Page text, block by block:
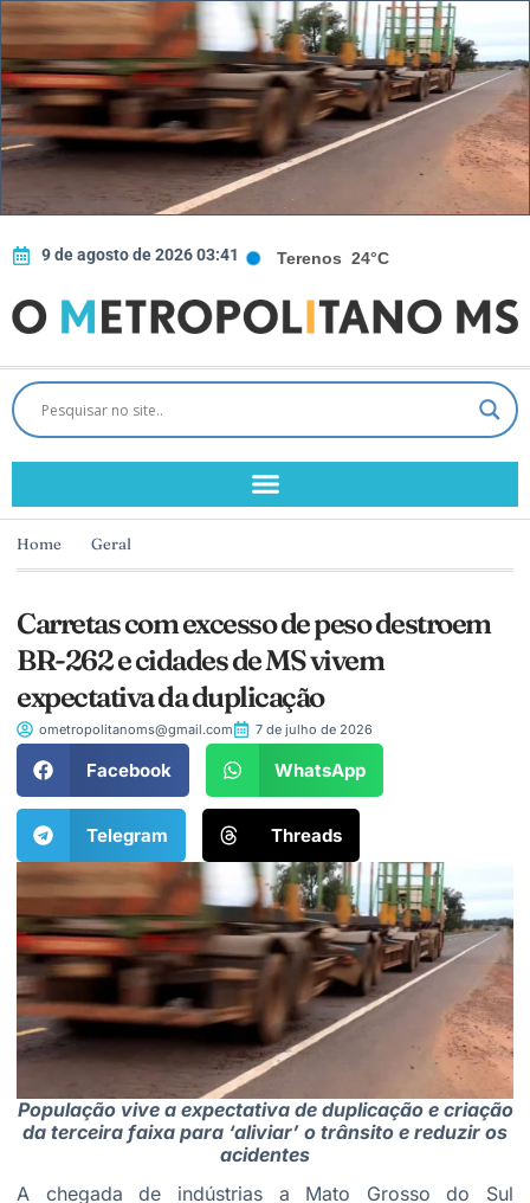
9 de agosto de 2026 03:41 Terenos 24°C
Home Geral
Carretas com excesso de peso destroem
BR-262 e cidades de MS vivem
expectativa da duplicação
ometropolitanoms@gmail.com 7 de julho de 2026
Facebook WhatsApp
Telegram Threads
População vive a expectativa de duplicação e criação
da terceira faixa para ‘aliviar’ o trânsito e reduzir os
acidentes
A chegada de indústrias a Mato Grosso do Sul